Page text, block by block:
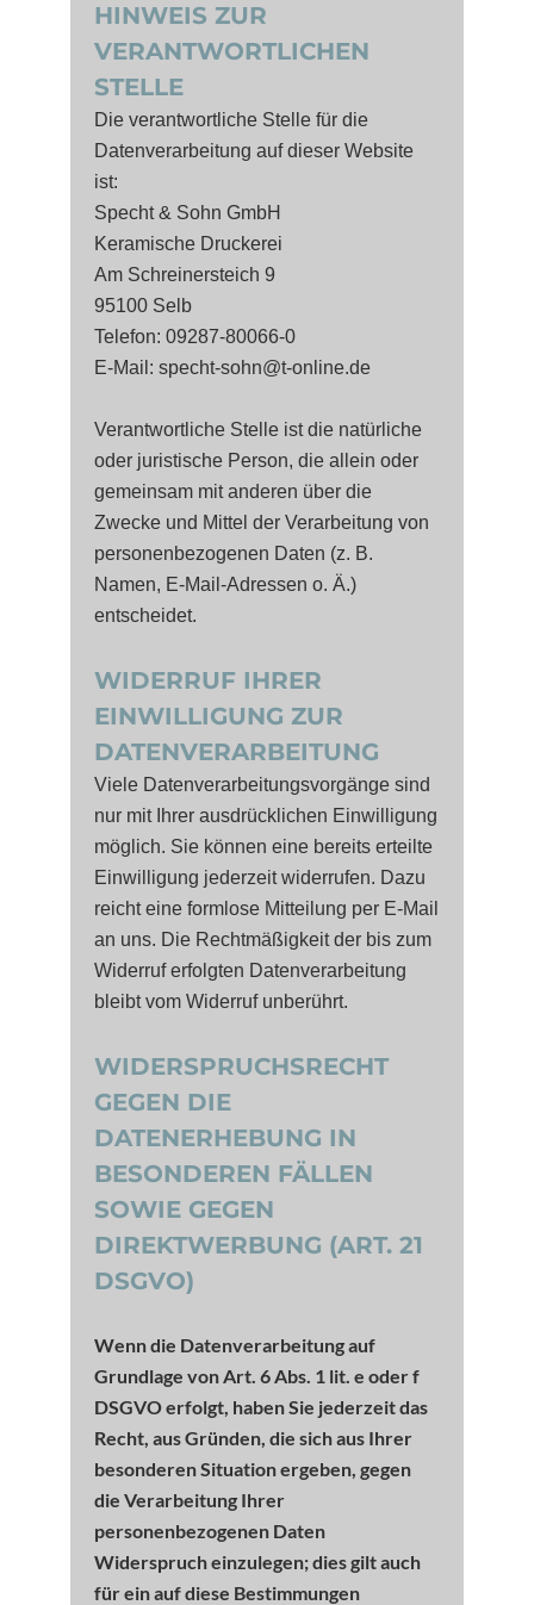
HINWEIS ZUR
VERANTWORTLICHEN
STELLE
Die verantwortliche Stelle für die
Datenverarbeitung auf dieser Website
ist:
Specht & Sohn GmbH
Keramische Druckerei
Am Schreinersteich 9
95100 Selb
Telefon: 09287-80066-0
E-Mail: specht-sohn@t-online.de
Verantwortliche Stelle ist die natürliche
oder juristische Person, die allein oder
gemeinsam mit anderen über die
Zwecke und Mittel der Verarbeitung von
personenbezogenen Daten (z. B.
Namen, E-Mail-Adressen o. Ä.)
entscheidet.
WIDERRUF IHRER
EINWILLIGUNG ZUR
DATENVERARBEITUNG
Viele Datenverarbeitungsvorgänge sind
nur mit Ihrer ausdrücklichen Einwilligung
möglich. Sie können eine bereits erteilte
Einwilligung jederzeit widerrufen. Dazu
reicht eine formlose Mitteilung per E-Mail
an uns. Die Rechtmäßigkeit der bis zum
Widerruf erfolgten Datenverarbeitung
bleibt vom Widerruf unberührt.
WIDERSPRUCHSRECHT
GEGEN DIE
DATENERHEBUNG IN
BESONDEREN FÄLLEN
SOWIE GEGEN
DIREKTWERBUNG (ART. 21
DSGVO)
Wenn die Datenverarbeitung auf
Grundlage von Art. 6 Abs. 1 lit. e oder f
DSGVO erfolgt, haben Sie jederzeit das
Recht, aus Gründen, die sich aus Ihrer
besonderen Situation ergeben, gegen
die Verarbeitung Ihrer
personenbezogenen Daten
Widerspruch einzulegen; dies gilt auch
für ein auf diese Bestimmungen